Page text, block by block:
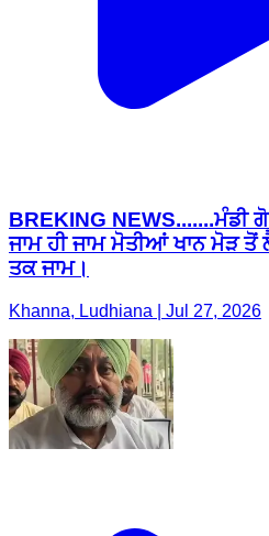
BREKING
ਜਾਮ ਹੀ ਜਾਮ ਮੋਤੀਆਂ ਖਾਨ ਮੋੜ
ਤਕ ਜਾਮ।
Khanna, Ludhiana | Jul 27, 2026